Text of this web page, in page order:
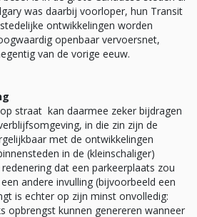
was daarbij voorloper, hun Transit
ontwikkelingen worden
openbaar vervoersnet,
van de vorige eeuw.
straat kan daarmee zeker bijdragen
in die zin zijn de
met de ontwikkelingen
in de (kleinschaliger)
dat een parkeerplaats zou
andere invulling (bijvoorbeeld een
is echter op zijn minst onvolledig:
opbrengst kunnen genereren wanneer